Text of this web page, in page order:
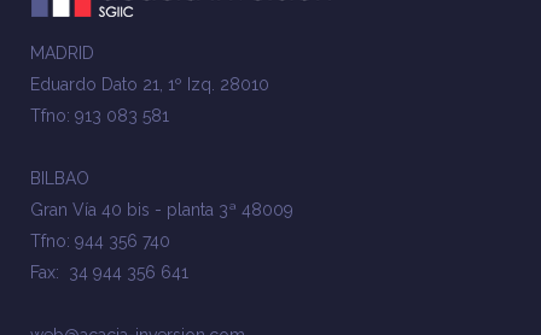
MADRID
Eduardo Dato 21, 1º Izq. 28010
Tfno: 913 083 581
BILBAO
Gran Vía 40 bis - planta 3ª 48009
Tfno: 944 356 740
Fax: 34 944 356 641